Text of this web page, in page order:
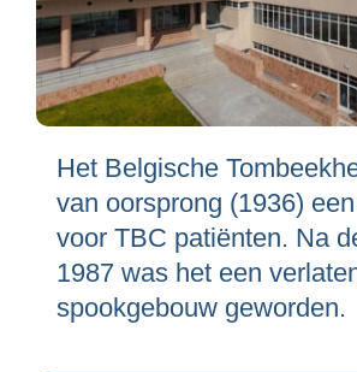
Het Belgische
van oorsprong (1936)
voor TBC patiënten. Na
1987 was het een
spookgebouw geworden.